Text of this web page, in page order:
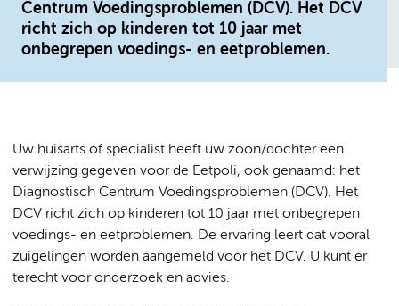
Centrum Voedingsproblemen (DCV). Het DCV
richt zich op kinderen tot 10 jaar met
onbegrepen voedings- en eetproblemen.
Uw huisarts of specialist heeft uw zoon/dochter een
verwijzing gegeven voor de Eetpoli, ook genaamd: het
Diagnostisch Centrum Voedingsproblemen (DCV). Het
DCV richt zich op kinderen tot 10 jaar met onbegrepen
voedings- en eetproblemen. De ervaring leert dat vooral
zuigelingen worden aangemeld voor het DCV. U kunt er
terecht voor onderzoek en advies.